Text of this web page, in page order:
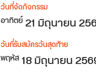
วันที่จัดกิจกรรม
อาทิตย์21 มิถุนายน
วันที่รับสมัครวันสุดท้าย
พฤหัส18 มิถุนายน